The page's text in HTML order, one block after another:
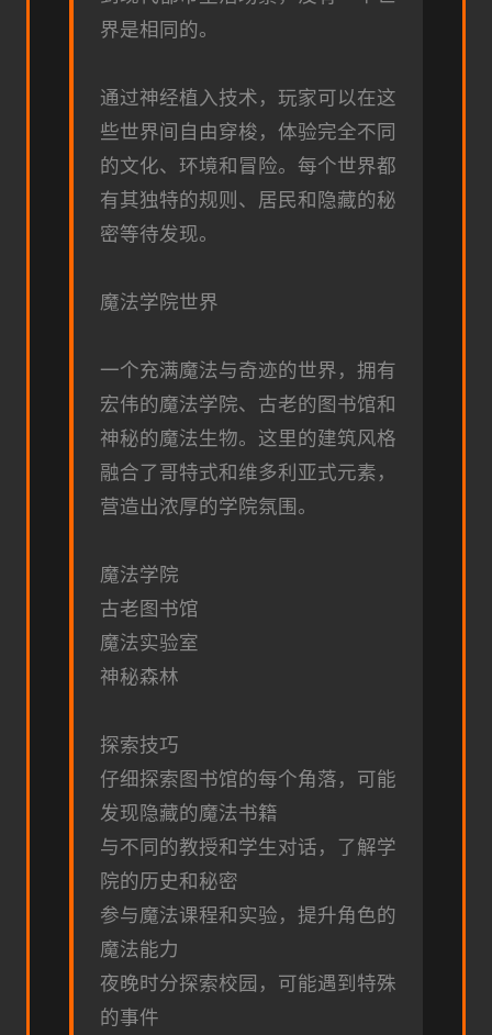
界是相同的。
通过神经植入技术，玩家可以在这
些世界间自由穿梭，体验完全不同
的文化、环境和冒险。每个世界都
有其独特的规则、居民和隐藏的秘
密等待发现。
魔法学院世界
一个充满魔法与奇迹的世界，拥有
宏伟的魔法学院、古老的图书馆和
神秘的魔法生物。这里的建筑风格
融合了哥特式和维多利亚式元素，
营造出浓厚的学院氛围。
魔法学院
古老图书馆
魔法实验室
神秘森林
探索技巧
仔细探索图书馆的每个角落，可能
发现隐藏的魔法书籍
与不同的教授和学生对话，了解学
院的历史和秘密
参与魔法课程和实验，提升角色的
魔法能力
夜晚时分探索校园，可能遇到特殊
的事件